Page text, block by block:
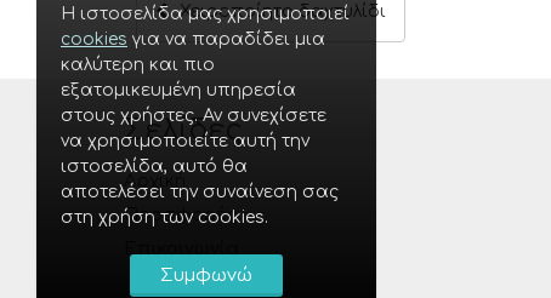
Χειροποίητο δαχτυλίδι
Σελίδες
Αρχική
Προσφορές
Η ιστοσελίδα μας χρησιμοποιεί
cookies για να παραδίδει μια
καλύτερη και πιο
εξατομικευμένη υπηρεσία
στους χρήστες. Αν συνεχίσετε
να χρησιμοποιείτε αυτή την
ιστοσελίδα, αυτό θα
αποτελέσει την συναίνεση σας
στη χρήση των cookies.
Συμφωνώ